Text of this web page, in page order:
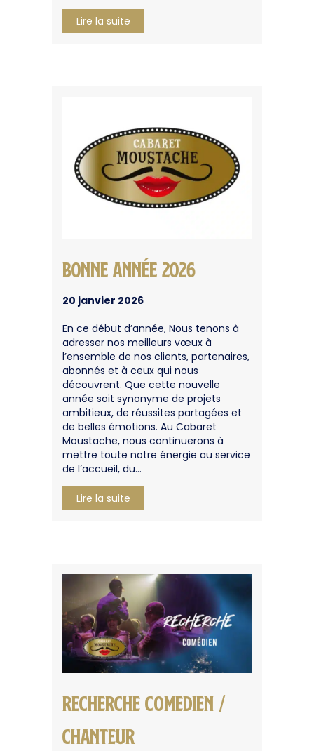
Lire la suite
Bonne Année 2026
20 janvier 2026
En ce début d’année, Nous tenons à
adresser nos meilleurs vœux à
l’ensemble de nos clients, partenaires,
abonnés et à ceux qui nous
découvrent. Que cette nouvelle
année soit synonyme de projets
ambitieux, de réussites partagées et
de belles émotions. Au Cabaret
Moustache, nous continuerons à
mettre toute notre énergie au service
de l’accueil, du…
Lire la suite
RECHERCHE COMEDIEN /
CHANTEUR